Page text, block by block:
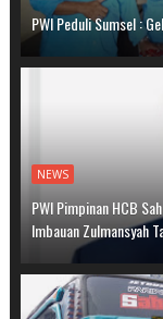
PWI Peduli Sumsel :
NEWS
PWI Pimpinan HCB
Imbauan Zulmansyah